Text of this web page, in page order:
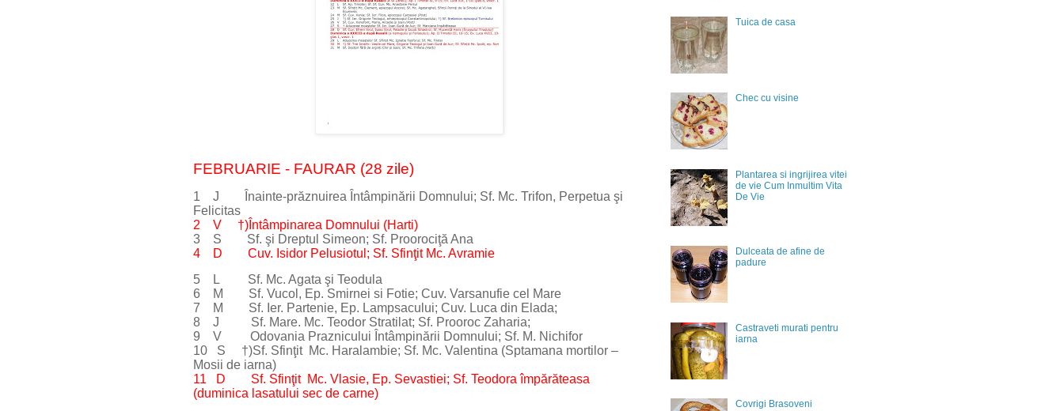
FEBRUARIE - FAURAR (28 zile)
1 J Înainte-prăznuirea Întâmpinării Domnului; Sf. Mc. Trifon, Perpetua şi
Felicitas
2 V †)Întâmpinarea Domnului (Harti)
3 S Sf. şi Dreptul Simeon; Sf. Proorociţă Ana
4 D Cuv. Isidor Pelusiotul; Sf. Sfinţit Mc. Avramie
5 L Sf. Mc. Agata şi Teodula
6 M Sf. Vucol, Ep. Smirnei si Fotie; Cuv. Varsanufie cel Mare
7 M Sf. Ier. Partenie, Ep. Lampsacului; Cuv. Luca din Elada;
8 J Sf. Mare. Mc. Teodor Stratilat; Sf. Prooroc Zaharia;
9 V Odovania Praznicului Întâmpinării Domnului; Sf. M. Nichifor
10 S †)Sf. Sfinţit Mc. Haralambie; Sf. Mc. Valentina (Sptamana mortilor –
Mosii de iarna)
11 D Sf. Sfinţit Mc. Vlasie, Ep. Sevastiei; Sf. Teodora împărăteasa
(duminica lasatului sec de carne)
Tuica de casa
Chec cu visine
Plantarea si ingrijirea vitei
de vie Cum Inmultim Vita
De Vie
Dulceata de afine de
padure
Castraveti murati pentru
iarna
Covrigi Brasoveni